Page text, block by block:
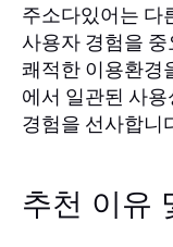
주소다있어는 다
사용자 경험을
쾌적한 이용환경
에서 일관된 사
경험을 선사합니
추천 이유